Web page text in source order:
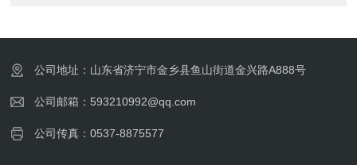
公司地址：山东省济宁市金乡县鱼山街道金兴路A888号
公司邮箱：593210992@qq.com
公司传真：0537-8875577